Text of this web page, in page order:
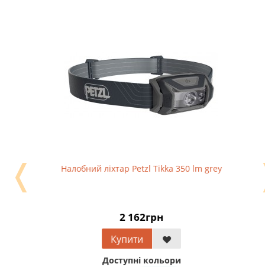
Налобний ліхтар Petzl Tikka 350 lm grey
2 162грн
Купити
Доступні кольори
❬